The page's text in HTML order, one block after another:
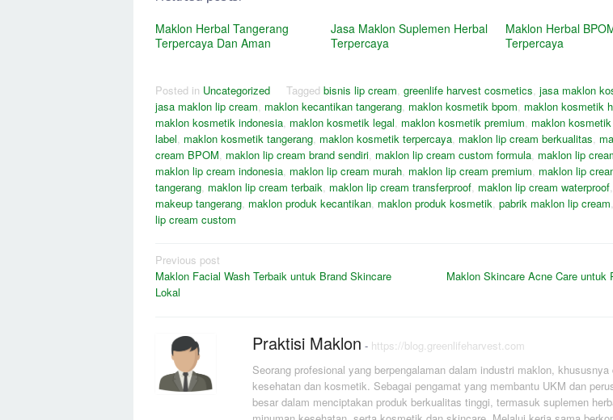
Maklon Herbal Tangerang
Terpercaya Dan Aman
Jasa Maklon Suplemen Herbal
Terpercaya
Maklon Herbal
Terpercaya
Posted in Uncategorized Tagged bisnis lip cream greenlife harvest cosmetics jasa maklon
jasa maklon lip cream maklon kecantikan tangerang maklon kosmetik bpom maklon kosmetik
maklon kosmetik indonesia maklon kosmetik legal maklon kosmetik premium maklon
label maklon kosmetik tangerang maklon kosmetik terpercaya maklon lip cream berkualitas
cream BPOM maklon lip cream brand sendiri maklon lip cream custom formula maklon lip
maklon lip cream indonesia maklon lip cream murah maklon lip cream premium maklon lip
tangerang maklon lip cream terbaik maklon lip cream transferproof maklon lip cream waterproof
makeup tangerang maklon produk kecantikan maklon produk kosmetik pabrik maklon lip cream
lip cream custom
Post
navigation
Previous post
Maklon Facial Wash Terbaik untuk Brand Skincare
Lokal
Maklon Skincare Acne Care untuk
Praktisi Maklon - https://blog.greenlifeharvest.com
Seorang profesional yang berpengalaman dalam industri maklon, khususnya
kesehatan dan kosmetik. Sebagai pengamat yang membantu UKM dan
besar dalam menciptakan produk berkualitas tinggi, termasuk suplemen